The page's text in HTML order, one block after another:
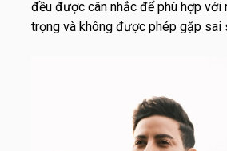
đều được cân nhắc để phù hợp với
trọng và không được phép gặp sai